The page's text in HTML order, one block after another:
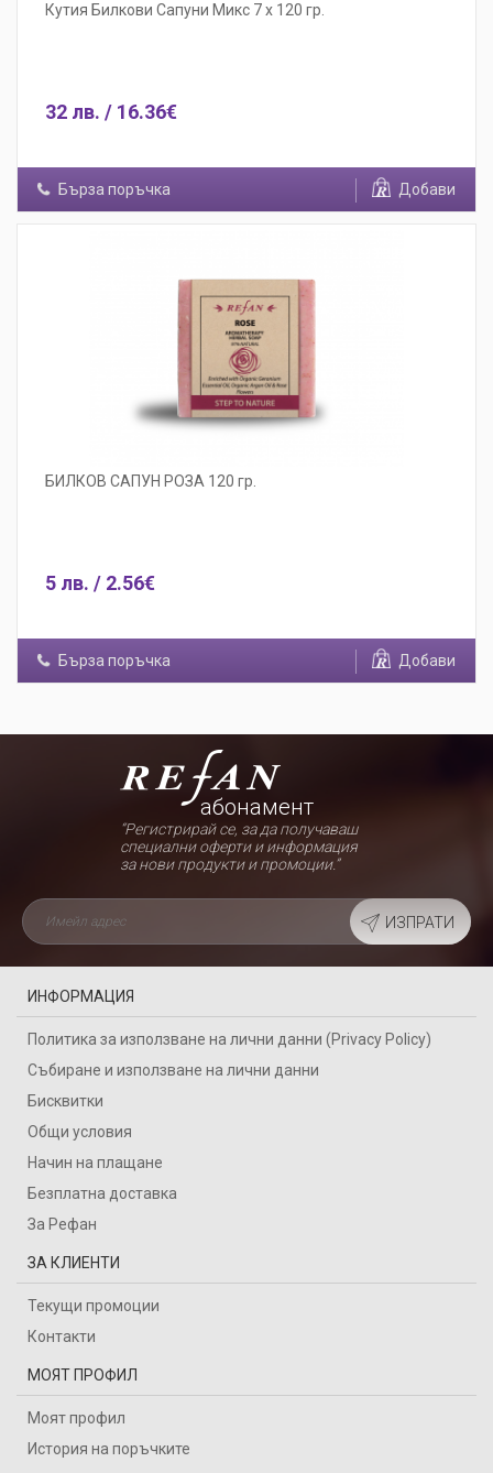
Кутия Билкови Сапуни Микс 7 х 120 гр.
32 лв. / 16.36€
Бърза поръчка Добави
БИЛКОВ САПУН РОЗА 120 гр.
5 лв. / 2.56€
Бърза поръчка Добави
абонамент
“Регистрирай се, за да получаваш
специални оферти и информация
за нови продукти и промоции.”
ИЗПРАТИ
ИНФОРМАЦИЯ
Политика за използване на лични данни (Privacy Policy)
Събиране и използване на лични данни
Бисквитки
Общи условия
Начин на плащане
Безплатна доставка
За Рефан
ЗА КЛИЕНТИ
Текущи промоции
Контакти
МОЯТ ПРОФИЛ
Моят профил
История на поръчките